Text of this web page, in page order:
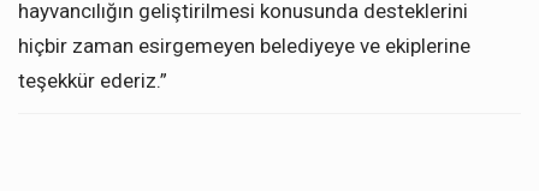
hayvancılığın geliştirilmesi konusunda desteklerini
hiçbir zaman esirgemeyen belediyeye ve ekiplerine
teşekkür ederiz.”